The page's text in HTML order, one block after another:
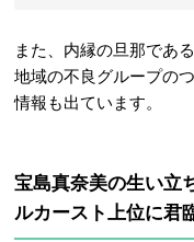
また、内縁の旦那であ
地域の不良グループの
情報も出ています。
宝島真奈美の生い
ルカースト上位に君